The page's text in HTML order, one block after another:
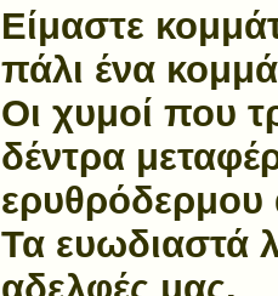
Είμαστε
πάλι ένα
Οι χυμοί που
δέντρα
Τα ευωδιαστά